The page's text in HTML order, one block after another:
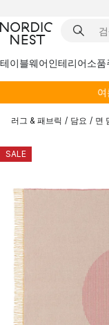
테이블웨어인테리어소품
여
러그 & 패브릭 / 담요 / 면
SALE